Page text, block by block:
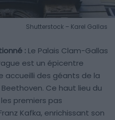
Shutterstock – Karel Gallas
: Le Palais Clam-Gallas
est un épicentre
accueilli des géants de la
Ce haut lieu du
premiers pas
Kafka, enrichissant son